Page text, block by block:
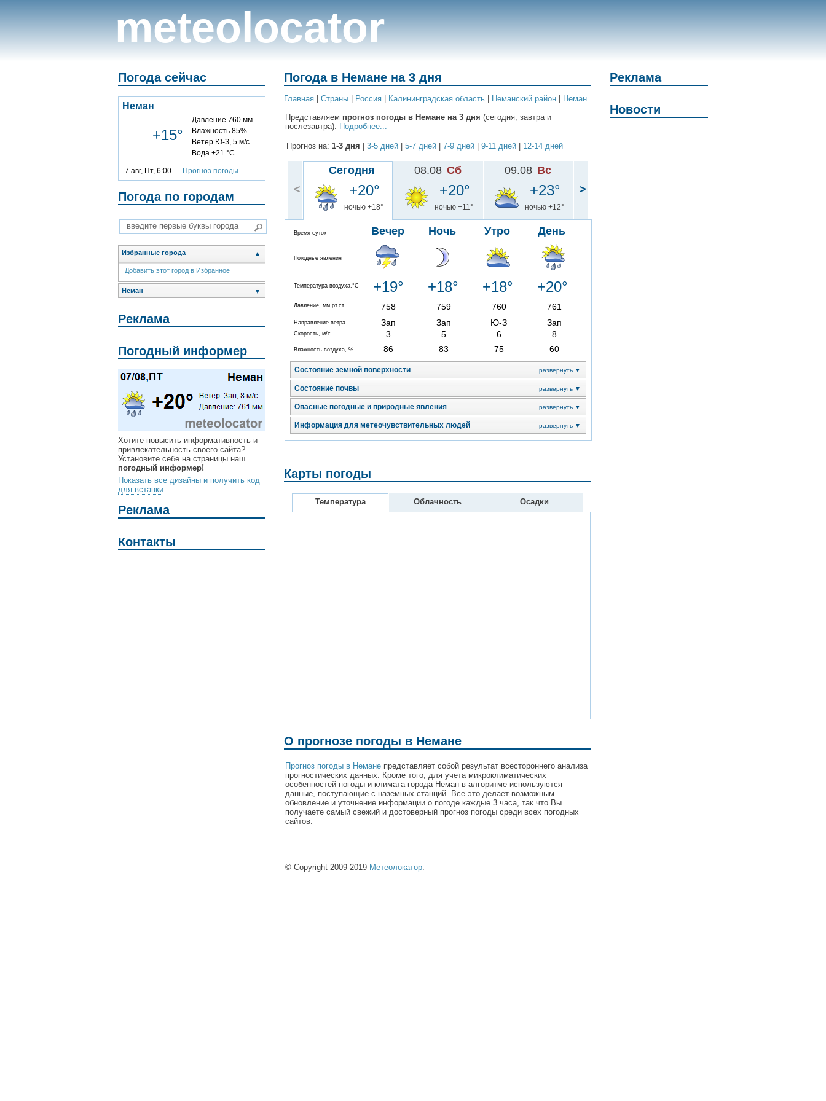
meteolocator
Погода сейчас
Неман
+15°
Давление 760 мм
Влажность 85%
Ветер Ю-З, 5 м/с
Вода +21 °C
7 авг, Пт, 6:00 Прогноз погоды
Погода по городам
Избранные города ▲
Добавить этот город в Избранное
Неман ▼
Реклама
Погодный информер
Хотите повысить информативность и
привлекательность своего сайта?
Установите себе на страницы наш
погодный информер!
Показать все дизайны и получить код
для вставки
Реклама
Контакты
Погода в Немане на 3 дня
Главная Cтраны Россия Калининградская область Неманский район
Неман
Представляем прогноз погоды в Немане на 3 дня (сегодня, завтра и
послезавтра). Подробнее...
Прогноз на: 1-3 дня 3-5 дней 5-7 дней 7-9 дней 9-11 дней 12-14 дней
<
Сегодня
+20°
ночью +18°
Время суток Вечер Ночь Утро День
Погодные явления
Температура воздуха,°C +19° +18° +18° +20°
Давление, мм рт.ст. 758 759 760 761
Направление ветра Зап Зап Ю-З Зап
Скорость, м/с 3 5 6 8
Влажность воздуха, % 86 83 75 60
Состояние земной поверхности развернуть ▼
Состояние почвы развернуть ▼
Опасные погодные и природные явления развернуть ▼
Информация для метеочувствительных людей развернуть ▼
08.08 Сб
+20°
ночью +11°
09.08 Вс
+23°
ночью +12°
>
Карты погоды
Температура Облачность Осадки
О прогнозе погоды в Немане
Прогноз погоды в Немане представляет собой результат всестороннего анализа
прогностических данных. Кроме того, для учета микроклиматических
особенностей погоды и климата города Неман в алгоритме используются
данные, поступающие с наземных станций. Все это делает возможным
обновление и уточнение информации о погоде каждые 3 часа, так что Вы
получаете самый свежий и достоверный прогноз погоды среди всех погодных
сайтов.
© Copyright 2009-2019 Метеолокатор
Реклама
Новости